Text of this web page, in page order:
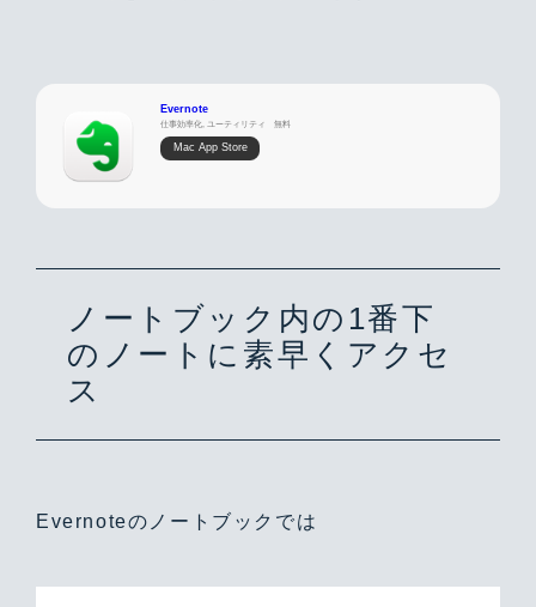
Evernote
仕事効率化, ユーティリティ 無料
Mac App Store
ノートブック内の1番下
のノートに素早くアクセ
ス
Evernoteのノートブックでは